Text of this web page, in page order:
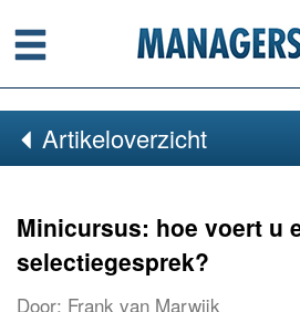
Menu
Artikeloverzicht
Minicursus: hoe voert u
selectiegesprek?
Door: Frank van Marwijk